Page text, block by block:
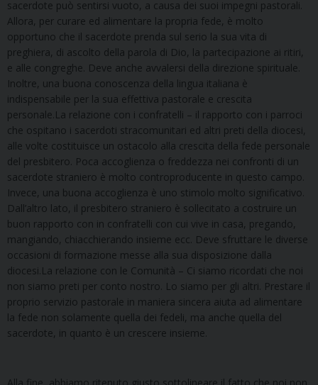
sacerdote può sentirsi vuoto, a causa dei suoi impegni pastorali.
Allora, per curare ed alimentare la propria fede, è molto
opportuno che il sacerdote prenda sul serio la sua vita di
preghiera, di ascolto della parola di Dio, la partecipazione ai ritiri,
e alle congreghe. Deve anche avvalersi della direzione spirituale.
Inoltre, una buona conoscenza della lingua italiana è
indispensabile per la sua effettiva pastorale e crescita
personale.La relazione con i confratelli – il rapporto con i parroci
che ospitano i sacerdoti stracomunitari ed altri preti della diocesi,
alle volte costituisce un ostacolo alla crescita della fede personale
del presbitero. Poca accoglienza o freddezza nei confronti di un
sacerdote straniero è molto controproducente in questo campo.
Invece, una buona accoglienza è uno stimolo molto significativo.
Dall’altro lato, il presbitero straniero è sollecitato a costruire un
buon rapporto con in confratelli con cui vive in casa, pregando,
mangiando, chiacchierando insieme ecc. Deve sfruttare le diverse
occasioni di formazione messe alla sua disposizione dalla
diocesi.La relazione con le Comunità – Ci siamo ricordati che noi
non siamo preti per conto nostro. Lo siamo per gli altri. Prestare il
proprio servizio pastorale in maniera sincera aiuta ad alimentare
la fede non solamente quella dei fedeli, ma anche quella del
sacerdote, in quanto è un crescere insieme.